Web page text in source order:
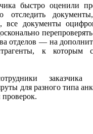
быстро оценили
отследить
все документы
отделов — на
к которым
заказчика
для разного типа